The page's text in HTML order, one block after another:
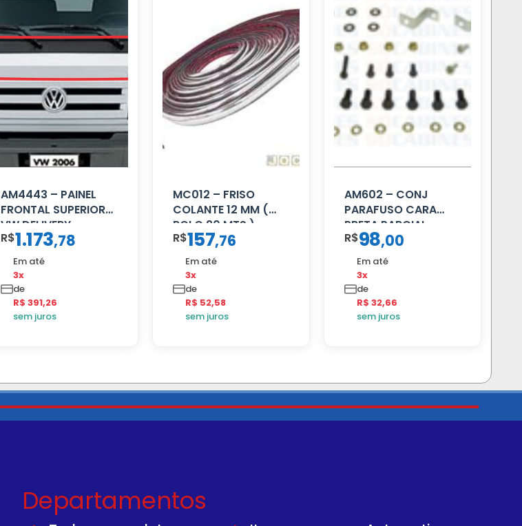
AM4443 – PAINEL
FRONTAL SUPERIOR
VW DELIVERY
R$1.173,78
Em até
3x
de
R$ 391,26
sem juros
MC012 – FRISO
COLANTE 12 MM (
ROLO 20 MTS )
R$157,76
Em até
3x
de
R$ 52,58
sem juros
AM602 – CONJ
PARAFUSO CARA
PRETA PARCIAL
R$98,00
Em até
3x
de
R$ 32,66
sem juros
Departamentos